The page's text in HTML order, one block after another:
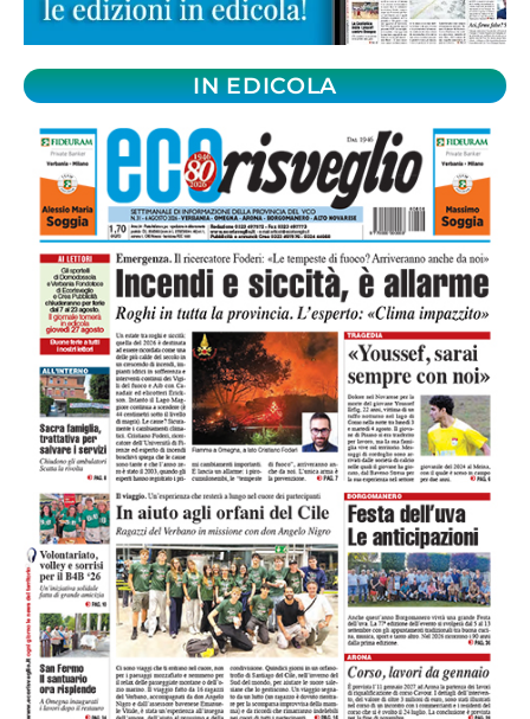
IN EDICOLA